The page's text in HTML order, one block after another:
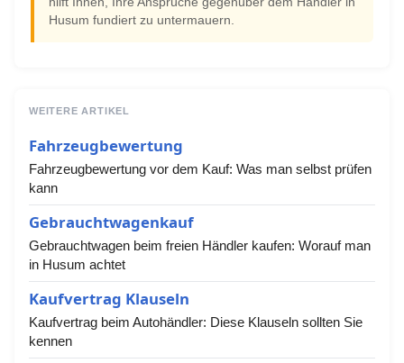
Husum fundiert zu untermauern.
WEITERE ARTIKEL
Fahrzeugbewertung
Fahrzeugbewertung vor dem Kauf: Was man selbst prüfen
kann
Gebrauchtwagenkauf
Gebrauchtwagen beim freien Händler kaufen: Worauf man
in Husum achtet
Kaufvertrag Klauseln
Kaufvertrag beim Autohändler: Diese Klauseln sollten Sie
kennen